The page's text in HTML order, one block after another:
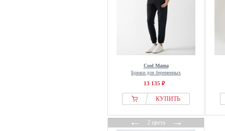
Cool Mama
Брюки для беременных
13 135 ₽
КУПИТЬ
←2 цвета→